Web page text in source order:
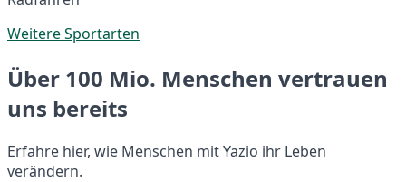
Weitere Sportarten
Über 100 Mio. Menschen vertrauen
uns bereits
Erfahre hier, wie Menschen mit Yazio ihr Leben
verändern.